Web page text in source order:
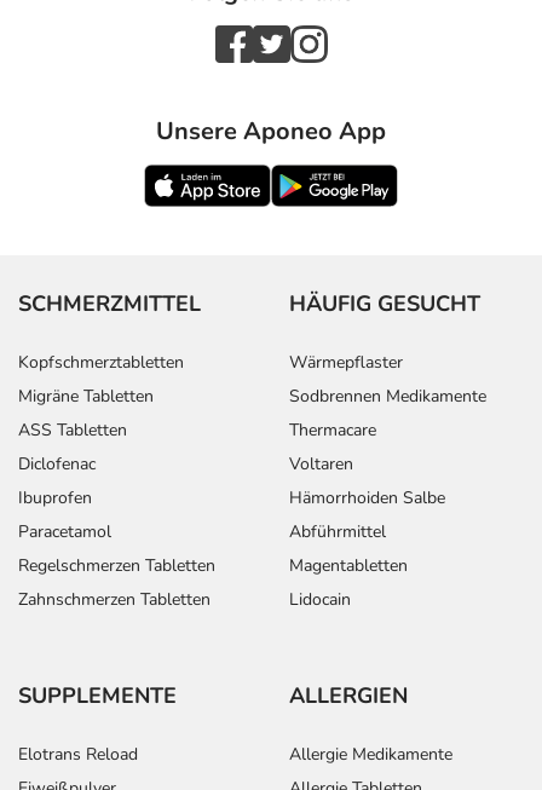
Unsere Aponeo App
SCHMERZMITTEL
Kopfschmerztabletten
Migräne Tabletten
ASS Tabletten
Diclofenac
Ibuprofen
Paracetamol
Regelschmerzen Tabletten
Zahnschmerzen Tabletten
HÄUFIG GESUCHT
Wärmepflaster
Sodbrennen Medikamente
Thermacare
Voltaren
Hämorrhoiden Salbe
Abführmittel
Magentabletten
Lidocain
SUPPLEMENTE
Elotrans Reload
ALLERGIEN
Allergie Medikamente